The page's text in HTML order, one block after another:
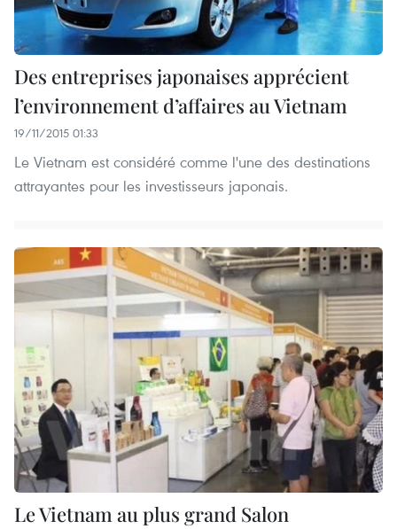
Des entreprises japonaises apprécient
l’environnement d’affaires au Vietnam
19/11/2015 01:33
Le Vietnam est considéré comme l'une des destinations
attrayantes pour les investisseurs japonais.
Le Vietnam au plus grand Salon